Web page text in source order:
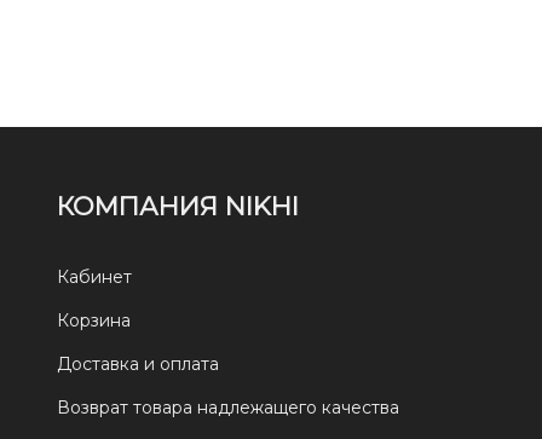
КОМПАНИЯ NIKHI
Кабинет
Корзина
Доставка и оплата
Возврат товара надлежащего качества